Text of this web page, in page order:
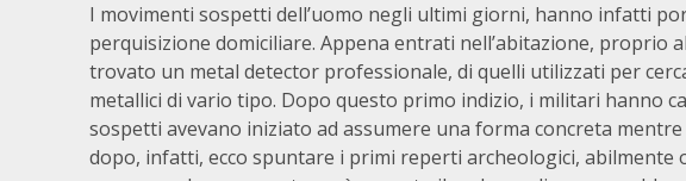
I movimenti sospetti dell’uomo negli ultimi giorni, hanno infatti
perquisizione domiciliare. Appena entrati nell’abitazione, proprio
trovato un metal detector professionale, di quelli utilizzati per
metallici di vario tipo. Dopo questo primo indizio, i militari hanno
sospetti avevano iniziato ad assumere una forma concreta
dopo, infatti, ecco spuntare i primi reperti archeologici, abilmente